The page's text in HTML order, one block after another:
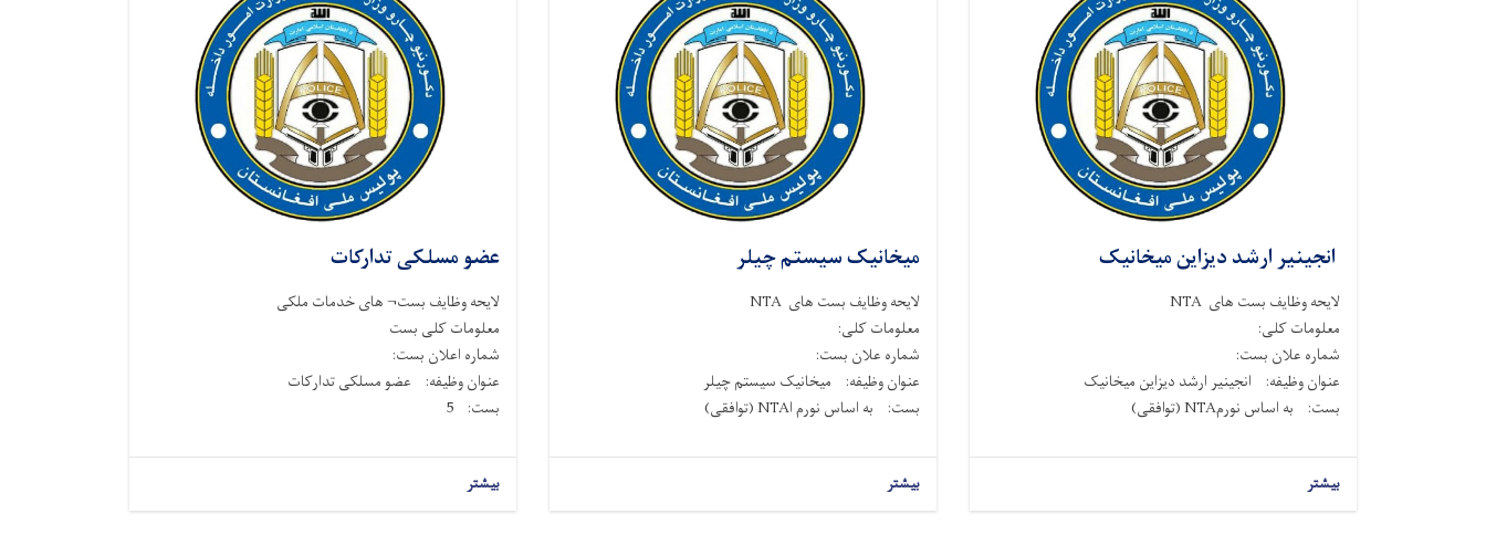
انجینیر ارشد دیزاین میخانیک
لایحه وظایف بست های NTA
معلومات کلی:
شماره علان بست:
عنوان وظیفه: انجینیر ارشد دیزاین میخانیک
بست: به اساس نورمNTA (توافقی)
بیشتر
میخانیک سیستم چیلر
لایحه وظایف بست های NTA
معلومات کلی:
شماره علان بست:
عنوان وظیفه: میخانیک سیستم چیلر
بست: به اساس نورم اNTA (توافقی)
بیشتر
عضو مسلکی تدارکات
لایحه وظایف بست¬ های خدمات ملکی
معلومات کلی بست
شماره اعلان بست:
عنوان وظیفه: عضو مسلکی تدارکات
بست: 5
بیشتر